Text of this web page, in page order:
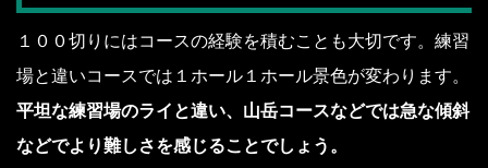
１００切りにはコースの経験を積むことも大切です。練習
場と違いコースでは１ホール１ホール景色が変わります。
平坦な練習場のライと違い、山岳コースなどでは急な傾斜
などでより難しさを感じることでしょう。